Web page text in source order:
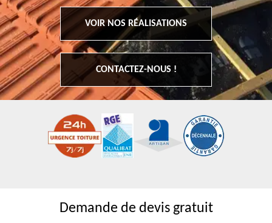
VOIR NOS RÉALISATIONS
CONTACTEZ-NOUS !
Demande de devis gratuit